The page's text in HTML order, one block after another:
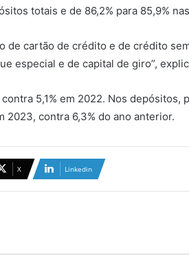
totais e de 86,2% para 85,9%
cartão de crédito e de crédito
especial e de capital de giro”,
5,1% em 2022. Nos depósitos,
2023, contra 6,3% do ano anterior.
X Linkedin